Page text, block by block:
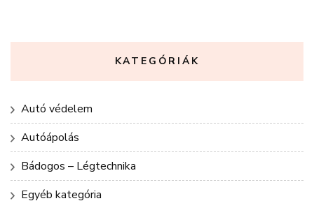
KATEGÓRIÁK
Autó védelem
Autóápolás
Bádogos – Légtechnika
Egyéb kategória